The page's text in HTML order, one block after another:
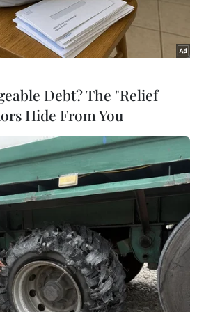
gia Mỹ Mike Waltz và bà Usha Vance,
Mỹ JD Vance. (Ảnh: Nhà Trắng)
Đan Mạch Lars Lokke
tiếng chỉ trích kế hoạch của
cao Mỹ thăm Greenland, một
của Đan Mạch, cho rằng
phù hợp."
Debt? The "Relief
Hide From You